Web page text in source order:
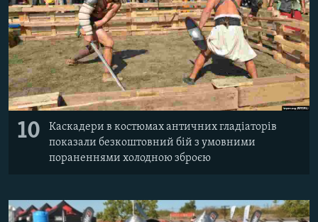
10
Каскадери в костюмах античних гладіаторів
показали безкоштовний бій з умовними
пораненнями холодною зброєю